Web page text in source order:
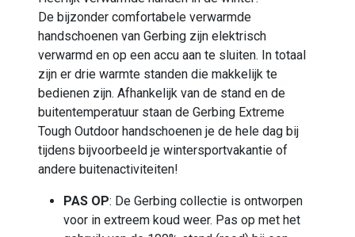
De bijzonder comfortabele verwarmde
handschoenen van Gerbing zijn elektrisch
verwarmd en op een accu aan te sluiten. In totaal
zijn er drie warmte standen die makkelijk te
bedienen zijn. Afhankelijk van de stand en de
buitentemperatuur staan de Gerbing Extreme
Tough Outdoor handschoenen je de hele dag bij
tijdens bijvoorbeeld je wintersportvakantie of
andere buitenactiviteiten!
PAS OP: De Gerbing collectie is ontworpen
voor in extreem koud weer. Pas op met het